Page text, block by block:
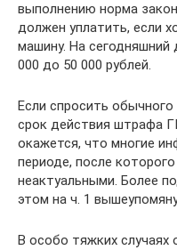
выполнению норма
должен уплатить, если
машину. На
000 до 50 000 рублей.
Если спросить обычного
срок действия штрафа
окажется, что многие
периоде, после
неактуальными. Более
этом на ч. 1
В особо тяжких случаях